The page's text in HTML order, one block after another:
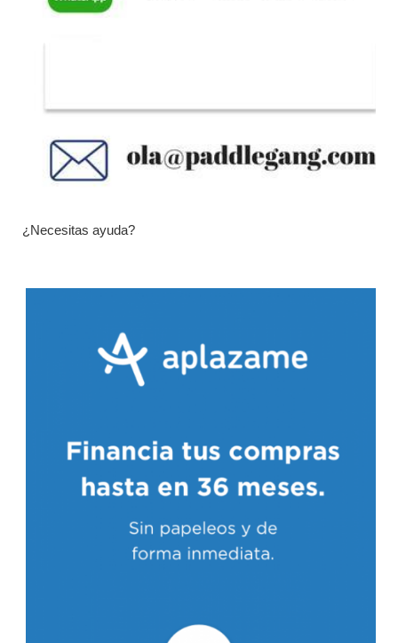
¿Necesitas ayuda?